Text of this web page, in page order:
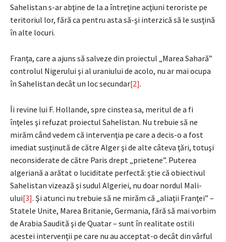
Sahelistan s-ar abţine de la a întreţine acţiuni teroriste pe
teritoriul lor, fără ca pentru asta să-şi interzică să le susţină
în alte locuri.
Franţa, care a ajuns să salveze din proiectul „Marea Sahară”
controlul Nigerului şi al uraniului de acolo, nu ar mai ocupa
în Sahelistan decât un loc secundar[2].
Îi revine lui F. Hollande, spre cinstea sa, meritul de a fi
înţeles şi refuzat proiectul Sahelistan. Nu trebuie să ne
mirăm când vedem că intervenţia pe care a decis-o a fost
imediat susţinută de către Alger şi de alte câteva ţări, totuşi
neconsiderate de către Paris drept „prietene”. Puterea
algeriană a arătat o luciditate perfectă: ştie că obiectivul
Sahelistan vizează şi sudul Algeriei, nu doar nordul Mali-
ului[3]. Şi atunci nu trebuie să ne mirăm că „aliaţii Franţei” –
Statele Unite, Marea Britanie, Germania, fără să mai vorbim
de Arabia Saudită şi de Quatar – sunt în realitate ostili
acestei intervenţii pe care nu au acceptat-o decât din vârful